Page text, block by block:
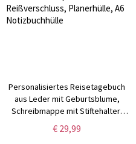
Personalisiertes Reisetagebuch
aus Leder mit Geburtsblume,
Schreibmappe mit Stiftehalter,
Notizblock mit Reißverschluss,
Planerhülle, A6 Notizbuchhülle
€ 29,99